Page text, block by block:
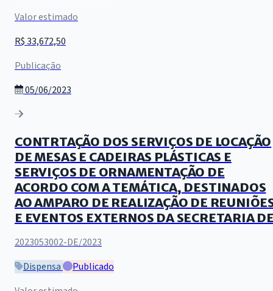
Valor estimado
R$ 33,672,50
Publicação
05/06/2023
CONTRTAÇÃO DOS SERVIÇOS DE LOCAÇÃO
DE MESAS E CADEIRAS PLÁSTICAS E
SERVIÇOS DE ORNAMENTAÇÃO DE
ACORDO COM A TEMÁTICA, DESTINADOS
AO AMPARO DE REALIZAÇÃO DE
E EVENTOS EXTERNOS DA SECRETARIA
2023053002-DE/2023
Dispensa
Publicado